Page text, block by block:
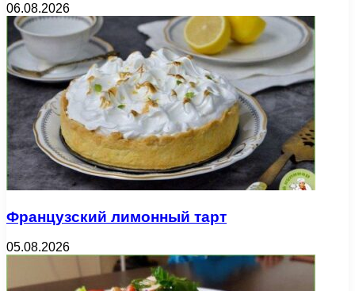
06.08.2026
Французский лимонный тарт
05.08.2026